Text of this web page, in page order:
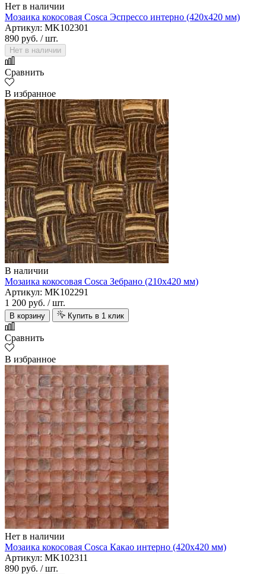
Alta Step
AquaFloor
Нет в наличии
Мозаика кокосовая Cosca Эспрессо интерно (420х420 мм)
Артикул: MK102301
890 руб. / шт.
Нет в наличии
Сравнить
В избранное
В наличии
Мозаика кокосовая Cosca Зебрано (210х420 мм)
Артикул: MK102291
1 200 руб. / шт.
В корзину Купить в 1 клик
Сравнить
В избранное
Нет в наличии
Мозаика кокосовая Cosca Какао интерно (420х420 мм)
Артикул: MK102311
890 руб. / шт.